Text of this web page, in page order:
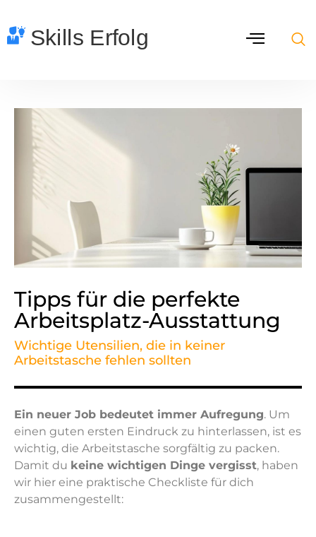
Tipps für die perfekte
Arbeitsplatz-Ausstattung
Wichtige Utensilien, die in keiner
Arbeitstasche fehlen sollten
Ein neuer Job bedeutet immer Aufregung. Um
einen guten ersten Eindruck zu hinterlassen, ist es
wichtig, die Arbeitstasche sorgfältig zu packen.
Damit du keine wichtigen Dinge vergisst, haben
wir hier eine praktische Checkliste für dich
zusammengestellt: